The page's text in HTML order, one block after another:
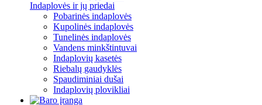
Indaplovės ir jų priedai
Pobarinės indaplovės
Kupolinės indaplovės
Tunelinės indaplovės
Vandens minkštintuvai
Indaplovių kasetės
Riebalų gaudyklės
Spaudiminiai dušai
Indaplovių plovikliai